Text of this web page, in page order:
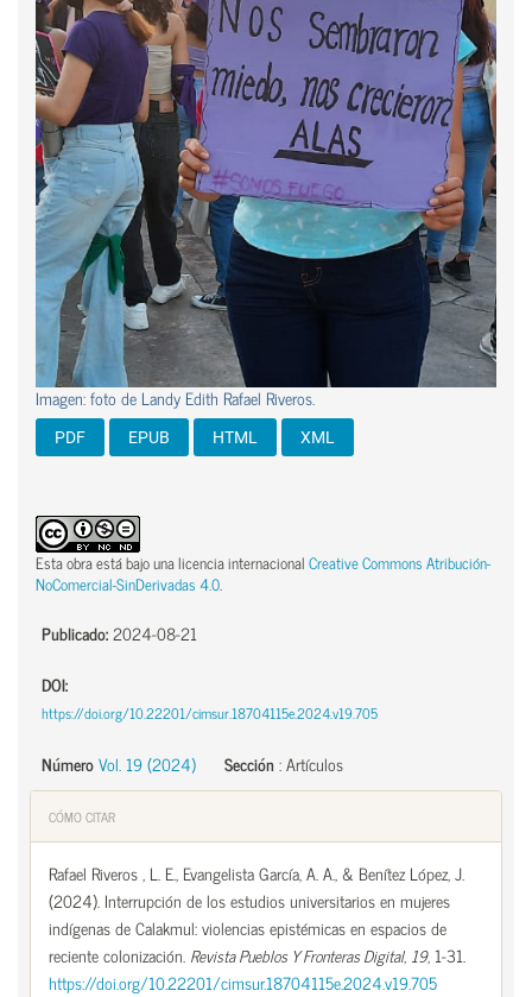
Imagen: foto de Landy Edith Rafael Riveros.
PDF EPUB HTML XML
Esta obra está bajo una licencia internacionalCreative Commons Atribución-
NoComercial-SinDerivadas 4.0.
Publicado:2024-08-21
DOI:
https://doi.org/10.22201/cimsur.18704115e.2024.v19.705
NúmeroVol. 19 (2024) Sección :Artículos
CÓMO CITAR
Rafael Riveros , L. E., Evangelista García, A. A., & Benítez López, J.
(2024). Interrupción de los estudios universitarios en mujeres
indígenas de Calakmul: violencias epistémicas en espacios de
reciente colonización. Revista Pueblos Y Fronteras Digital, 19, 1-31.
https://doi.org/10.22201/cimsur.18704115e.2024.v19.705